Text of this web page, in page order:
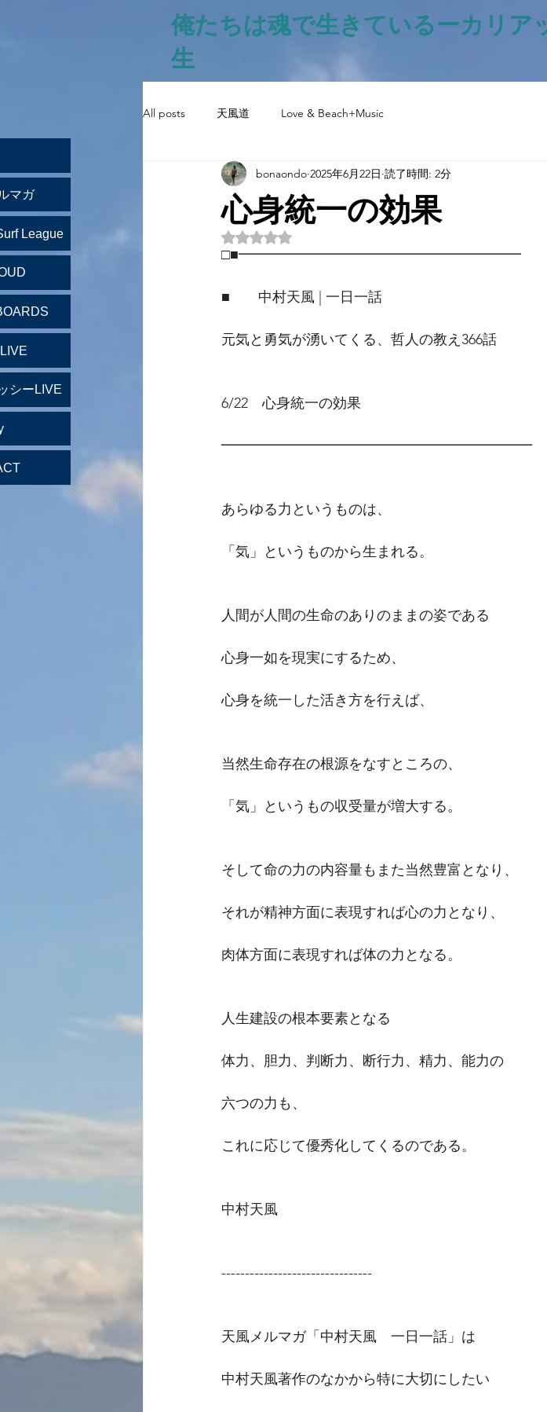
俺たちは魂で生きているー​カリ
生
All posts 天風道 Love & Beach+Music
心身統一の効果
bonaondo 2025年6月22日 読了時間: 2分
5つ星のうちNaNと評価されています。
□■━━━━━━━━━━━━━━━━━━━━
■　　中村天風 | 一日一話
元気と勇気が湧いてくる、哲人の教え366話
6/22　心身統一の効果
━━━━━━━━━━━━━━━━━━━━━━
あらゆる力というものは、
「気」というものから生まれる。
人間が人間の生命のありのままの姿である
心身一如を現実にするため、
心身を統一した活き方を行えば、
当然生命存在の根源をなすところの、
「気」というもの収受量が増大する。
そして命の力の内容量もまた当然豊富となり、
それが精神方面に表現すれば心の力となり、
肉体方面に表現すれば体の力となる。
人生建設の根本要素となる
体力、胆力、判断力、断行力、精力、能力の
六つの力も、
これに応じて優秀化してくるのである。
中村天風
--------------------------------
天風メルマガ「中村天風　一日一話」は
中村天風著作のなかから特に大切にしたい
マガ
League
シーLIVE